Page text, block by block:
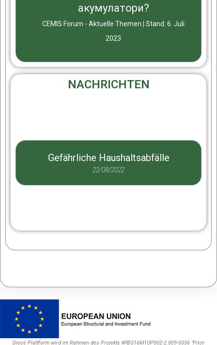
акумулатори?
CEMIS Forum - Aktuelle Themen
Stand: 6. Juli
2023
NACHRICHTEN
Gefährliche Haushaltsabfälle
22/08/2022
Diese Plattform wird im Rahmen des Projekts №BG16M1OP002-2.009-0036 "Pilot-